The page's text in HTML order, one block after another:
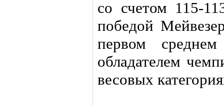
со счетом 115-
победой
первом
обладателем
весовых